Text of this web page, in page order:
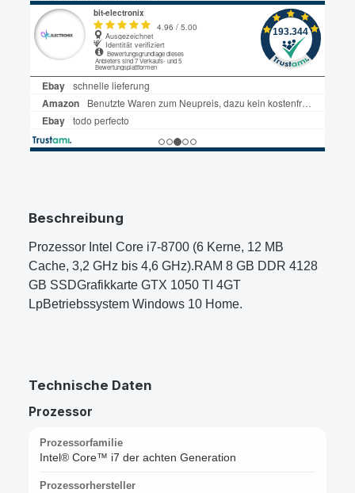
Beschreibung
Prozessor Intel Core i7-8700 (6 Kerne, 12 MB
Cache, 3,2 GHz bis 4,6 GHz).RAM 8 GB DDR 4128
GB SSDGrafikkarte GTX 1050 TI 4GT
LpBetriebssystem Windows 10 Home.
Technische Daten
Prozessor
Prozessorfamilie
Intel® Core™ i7 der achten Generation
Prozessorhersteller